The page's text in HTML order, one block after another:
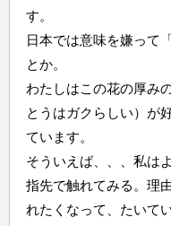
す。
日本では意味を嫌って
とか。
わたしはこの花の厚み
とうはガクらしい）が
ています。
そういえば、、、私は
指先で触れてみる。理
れたくなって、たいて